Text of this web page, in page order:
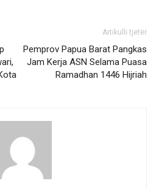
Artikulli tjetër
Pemprov Papua Barat Pangkas
Jam Kerja ASN Selama Puasa
Ramadhan 1446 Hijriah